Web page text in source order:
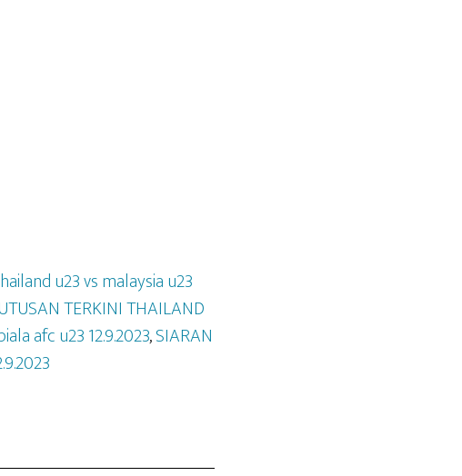
u23 vs malaysia u23
TERKINI THAILAND
afc u23 12.9.2023,SIARAN